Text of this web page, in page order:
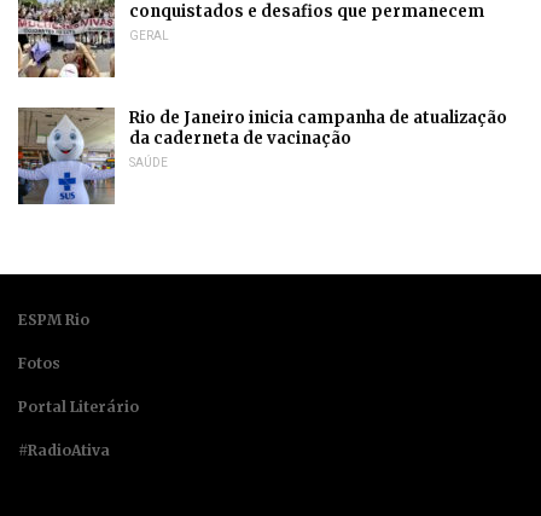
conquistados e desafios que permanecem
GERAL
Rio de Janeiro inicia campanha de atualização
da caderneta de vacinação
SAÚDE
ESPM Rio
Fotos
Portal Literário
#RadioAtiva